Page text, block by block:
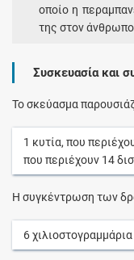
οποίο η
της στον άνθρωπο
Συσκευασία και
Το σκεύασμα
1 κυτία, που
που περιέχουν 14
Η συγκέντρωση των
6χιλιοστογραμμάρια